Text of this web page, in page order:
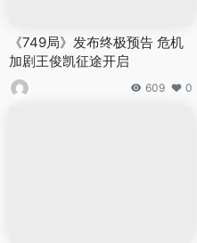
《749局》发布终极预告 危机
加剧王俊凯征途开启
609 0